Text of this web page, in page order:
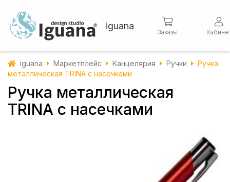
iguana
Заказы
iguana Маркетплейс Канцелярия Ручки
Ручка
металлическая TRINA с насечками
Ручка металлическая
TRINA с насечками